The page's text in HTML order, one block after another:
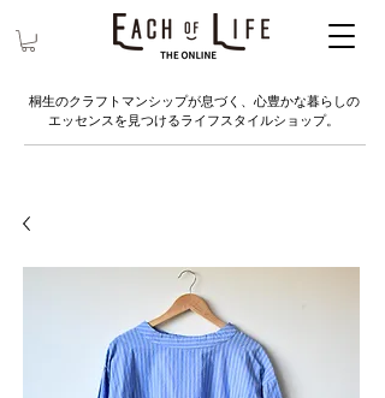
桐生のクラフトマンシップが息づく、心豊かな暮らしの
エッセンスを見つけるライフスタイルショップ。